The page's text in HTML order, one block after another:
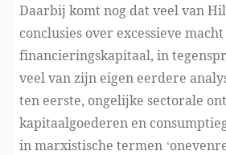
Daarbij komt nog dat veel van
conclusies over excessieve
financieringskapitaal, in
veel van zijn eigen eerdere
ten eerste, ongelijke sectorale
kapitaalgoederen en
in marxistische termen